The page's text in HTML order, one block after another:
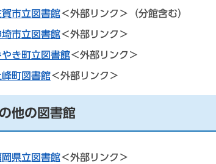
賀市立図書館＜外部リンク＞ （分館含む）
埼市立図書館＜外部リンク＞
やき町立図書館＜外部リンク＞
峰町図書館＜外部リンク＞
他の図書館
岡県立図書館＜外部リンク＞